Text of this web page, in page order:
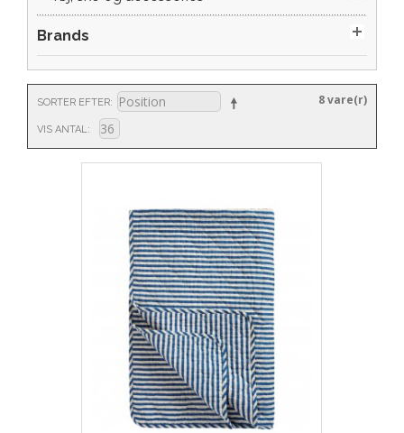
Brands
SORTER EFTER
VIS ANTAL
8 vare(r)